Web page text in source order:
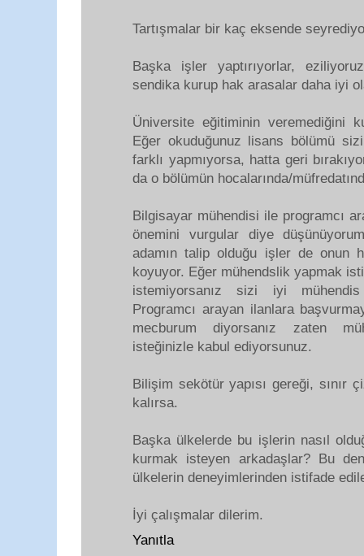
Tartışmalar bir kaç eksende
Başka işler yaptırıyorlar,
sendika kurup hak arasalar daha iyi
Üniversite eğitiminin veremediğini
Eğer okuduğunuz lisans bölümü
farklı yapmıyorsa, hatta geri
da o bölümün hocalarında/
Bilgisayar mühendisi ile programcı
önemini vurgular diye
adamın talip olduğu işler de onun
koyuyor. Eğer mühendslik yapmak
istemiyorsanız sizi iyi
Programcı arayan ilanlara
mecburum diyorsanız zaten
isteğinizle kabul ediyorsunuz.
Bilişim sekötür yapısı gereği, sınır
kalırsa.
Başka ülkelerde bu işlerin nasıl
kurmak isteyen arkadaşlar? Bu
ülkelerin deneyimlerinden istifade
İyi çalışmalar dilerim.
Yanıtla